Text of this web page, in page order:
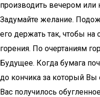
производить вечером
Задумайте желание.
его держать так, чтобы на
горения. По очертаниям
Будущее. Когда бумага
до кончика за который Вы
Вас получилось